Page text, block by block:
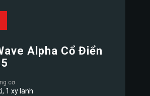
Alpha Cổ Điển
cơ
1 xy lanh